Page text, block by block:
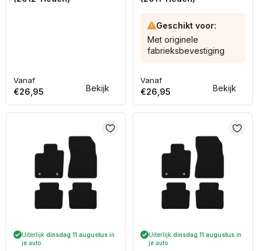
Bekijk
Normale
prijs
Vanaf
€26,95 Bekijk
Geschikt voor:
Met originele
fabrieksbevestiging
Normale
prijs
Vanaf
€26,95
Uiterlijk dinsdag 11 augustus in
je auto
Uiterlijk dinsdag 11 augustus in
je auto